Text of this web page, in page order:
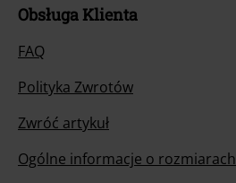
Obsługa Klienta
FAQ
Polityka Zwrotów
Zwróć artykuł
Ogólne informacje o rozmiarach